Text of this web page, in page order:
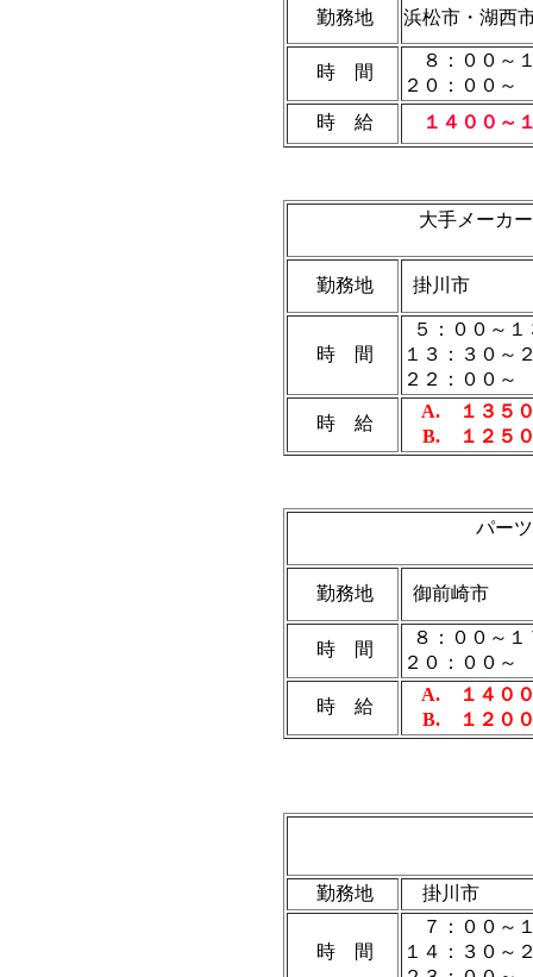
勤務地 浜松市・湖西
時 間
８：００～
２０：００
時 給
１４００～
大手メーカ
勤務地 掛川市
時 間
５：００～１
１３：３０～
２２：００～
時 給
A. １３５０
B. １２５０
パー
勤務地 御前崎市
時 間
８：００～１
２０：０
時 給
A. １４００
B. １２００
勤務地 掛川市
時 間
７：００～
１４：３０～